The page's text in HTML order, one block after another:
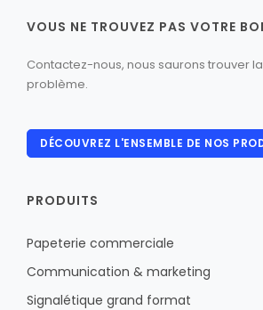
VOUS NE TROUVEZ PAS VOTRE
Contactez-nous, nous saurons trouver
problème.
DÉCOUVREZ L'ENSEMBLE DE NOS
PRODUITS
Papeterie commerciale
Communication & marketing
Signalétique grand format